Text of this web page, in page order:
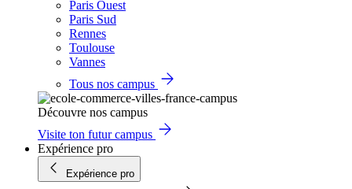
Paris Ouest
Paris Sud
Rennes
Toulouse
Vannes
Tous nos campus
Découvre nos campus
Visite ton futur campus
Expérience pro
Expérience pro